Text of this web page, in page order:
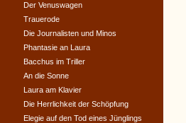
Der Venuswagen
Trauerode
Die Journalisten und Minos
Phantasie an Laura
Bacchus im Triller
An die Sonne
Laura am Klavier
Die Herrlichkeit der Schöpfung
Elegie auf den Tod eines Jünglings